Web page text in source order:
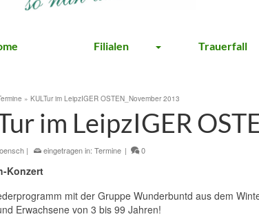
Filialen Trauerfall
» KULTur im LeipzIGER OSTEN_November 2013
im LeipzIGER
| eingetragen in: Termine | 0
Konzert
mit der Gruppe Wunderbuntd aus dem
Erwachsene von 3 bis 99 Jahren!